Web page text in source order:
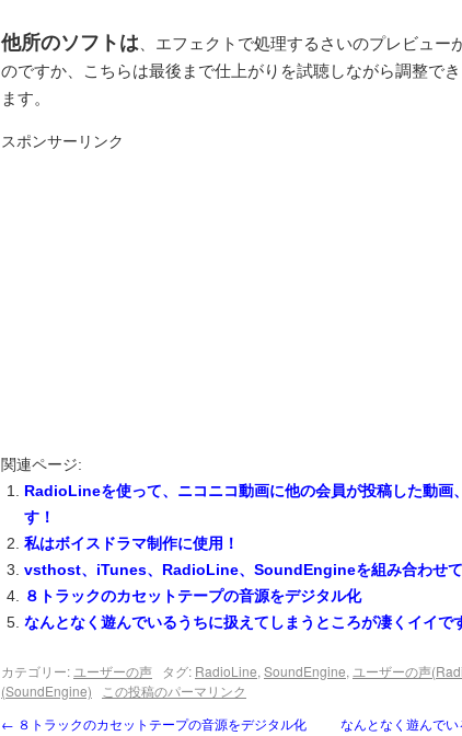
他所のソフトは 、エフェクトで処理するさいのプレビュー
のですか、こちらは最後まで仕上がりを試聴しながら調整で
ます。
スポンサーリンク
関連ページ:
RadioLineを使って、ニコニコ動画に他の会員が投稿した動画
す！
私はボイスドラマ制作に使用！
vsthost、iTunes、RadioLine、SoundEngineを組み合わせて
８トラックのカセットテープの音源をデジタル化
なんとなく遊んでいるうちに扱えてしまうところが凄くイイで
カテゴリー: ユーザーの声 タグ: RadioLine, SoundEngine, ユーザーの声
(SoundEngine)
この投稿のパーマリンク
← ８トラックのカセットテープの音源をデジタル化
なんとなく遊んで